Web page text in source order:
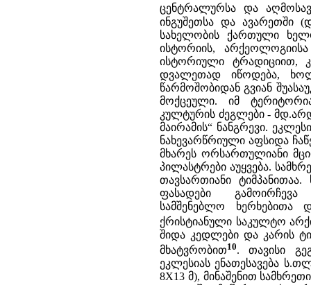
ცენტრალურსა და
ინგუშეთსა და ავარეთში
სახელობის ქართული
ისტორიის,
ისტორიული ტრადიციით,
დვალეთად იწოდება,
წარმოშობიდან გვიან
მოქცეული. იმ
კულტურის ძეგლები -
მაირამის“ ნანგრევი.
ნახევარწრიული აფსიდა
მხარეს ორსართულიანი
პილასტრები აუყვება.
თავსართიანი
ფასადები
სამშენებლო ხერხებითა
ქრისტიანული საკულტო
შიდა კედლები და კარის
მხატვრობით10. თავისი
ეკლესიას ენათესავება
8X13 მ), მინაშენით